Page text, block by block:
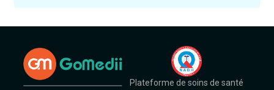
Plateforme de soins de santé